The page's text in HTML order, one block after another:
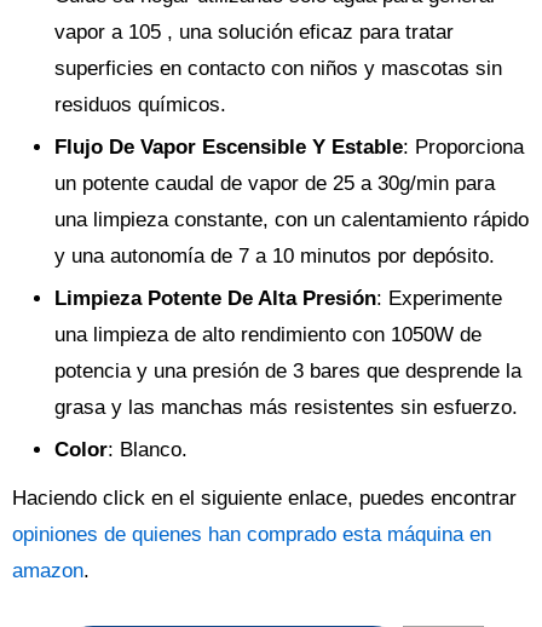
vapor a 105 , una solución eficaz para tratar
superficies en contacto con niños y mascotas sin
residuos químicos.
Flujo De Vapor Escensible Y Estable: Proporciona
un potente caudal de vapor de 25 a 30g/min para
una limpieza constante, con un calentamiento rápido
y una autonomía de 7 a 10 minutos por depósito.
Limpieza Potente De Alta Presión: Experimente
una limpieza de alto rendimiento con 1050W de
potencia y una presión de 3 bares que desprende la
grasa y las manchas más resistentes sin esfuerzo.
Color: Blanco.
Haciendo click en el siguiente enlace, puedes encontrar
opiniones de quienes han comprado esta máquina en
amazon.